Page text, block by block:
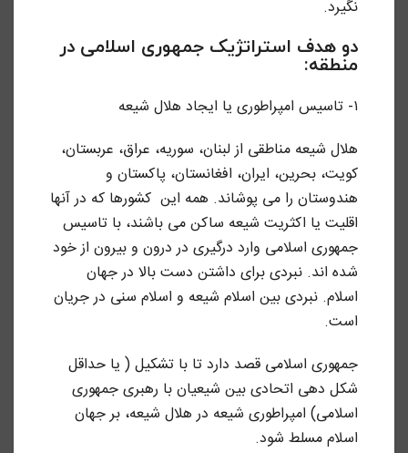
نگیرد.
دو هدف استراتژیک جمهوری اسلامی در
منطقه:
۱- تاسیس امپراطوری یا ایجاد هلال شیعه
هلال شیعه مناطقی از لبنان، سوریه، عراق، عربستان،
کویت، بحرین، ایران، افغانستان، پاکستان و
هندوستان را می پوشاند. همه این کشورها که در آنها
اقلیت یا اکثریت شیعه ساکن می باشند، با تاسیس
جمهوری اسلامی وارد درگیری در درون و بیرون از خود
شده اند. نبردی برای داشتن دست بالا در جهان
اسلام. نبردی بین اسلام شیعه و اسلام سنی در جریان
است.
جمهوری اسلامی قصد دارد تا با تشکیل ( یا حداقل
شکل دهی اتحادی بین شیعیان با رهبری جمهوری
اسلامی) امپراطوری شیعه در هلال شیعه، بر جهان
اسلام مسلط شود.